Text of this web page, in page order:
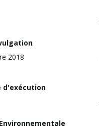
2018
d'exécution